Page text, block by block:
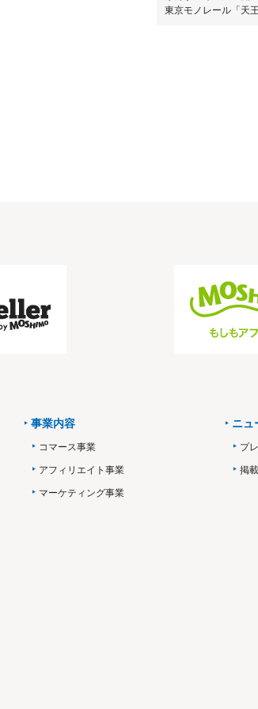
東京モノレール「天
事業内容
コマース事業
アフィリエイト事業
マーケティング事業
ニュ
プ
掲